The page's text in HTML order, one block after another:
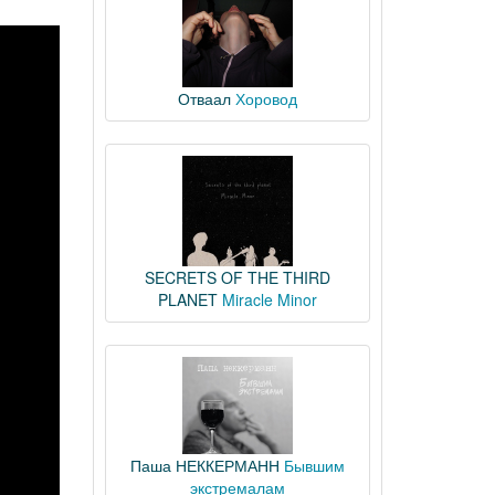
Отваал Хоровод
SECRETS OF THE THIRD
PLANET Miracle Minor
Паша НЕККЕРМАНН Бывшим
экстремалам